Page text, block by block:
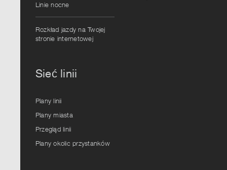
Linie nocne
Rozkład jazdy na Twojej
stronie internetowej
Sieć linii
Plany linii
Plany miasta
Przegląd linii
Plany okolic przystanków